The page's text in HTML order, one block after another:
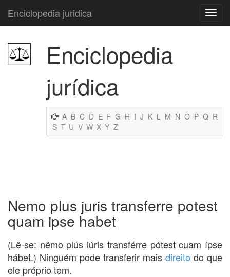
Enciclopedia juridica
Enciclopedia
jurídica
A B C D E F G H I J K L M N O P Q R
S T U V W X Y Z
Nemo plus juris transferre potest
quam ipse habet
(Lê-se: nêmo plús iúris transférre pótest cuam ípse
hábet.) Ninguém pode transferir mais direito do que
ele próprio tem.